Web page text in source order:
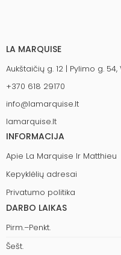
LA MARQUISE
Aukštaičių g. 12 | Pylimo g. 54,
+370 618 29170
info@lamarquise.lt
lamarquise.lt
INFORMACIJA
Apie La Marquise Ir Matthieu
Kepyklėlių adresai
Privatumo politika
DARBO LAIKAS
Pirm.–Penkt.
Šešt.